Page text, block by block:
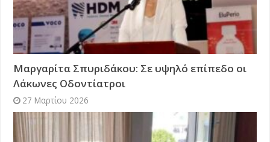
Μαργαρίτα Σπυριδάκου: Σε υψηλό επίπεδο οι
Λάκωνες Οδοντίατροι
27 Μαρτίου 2026